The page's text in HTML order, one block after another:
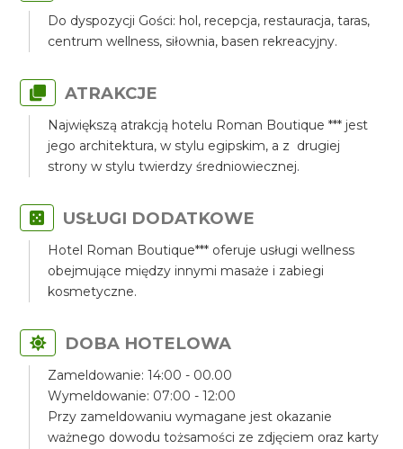
Do dyspozycji Gości: hol, recepcja, restauracja, taras,
centrum wellness, siłownia, basen rekreacyjny.
ATRAKCJE
Największą atrakcją hotelu Roman Boutique *** jest
jego architektura, w stylu egipskim, a z drugiej
strony w stylu twierdzy średniowiecznej.
USŁUGI DODATKOWE
Hotel Roman Boutique*** oferuje usługi wellness
obejmujące między innymi masaże i zabiegi
kosmetyczne.
DOBA HOTELOWA
Zameldowanie: 14:00 - 00.00
Wymeldowanie: 07:00 - 12:00
Przy zameldowaniu wymagane jest okazanie
ważnego dowodu tożsamości ze zdjęciem oraz karty